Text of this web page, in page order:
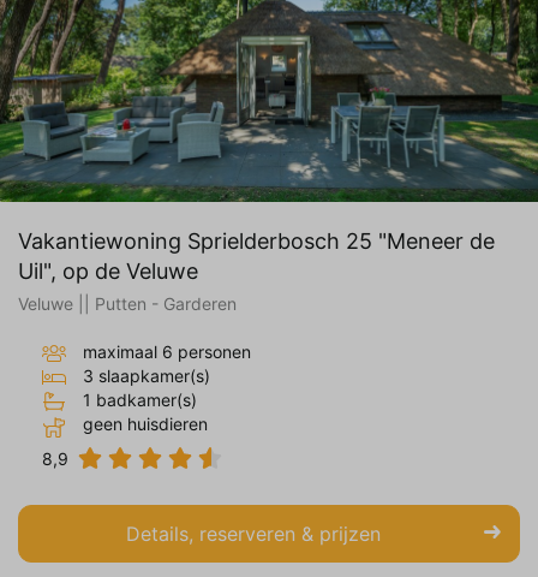
Vakantiewoning Sprielderbosch 25 "Meneer de
Uil", op de Veluwe
Veluwe || Putten - Garderen
maximaal 6 personen
3 slaapkamer(s)
1 badkamer(s)
geen huisdieren
8,9
Details, reserveren & prijzen